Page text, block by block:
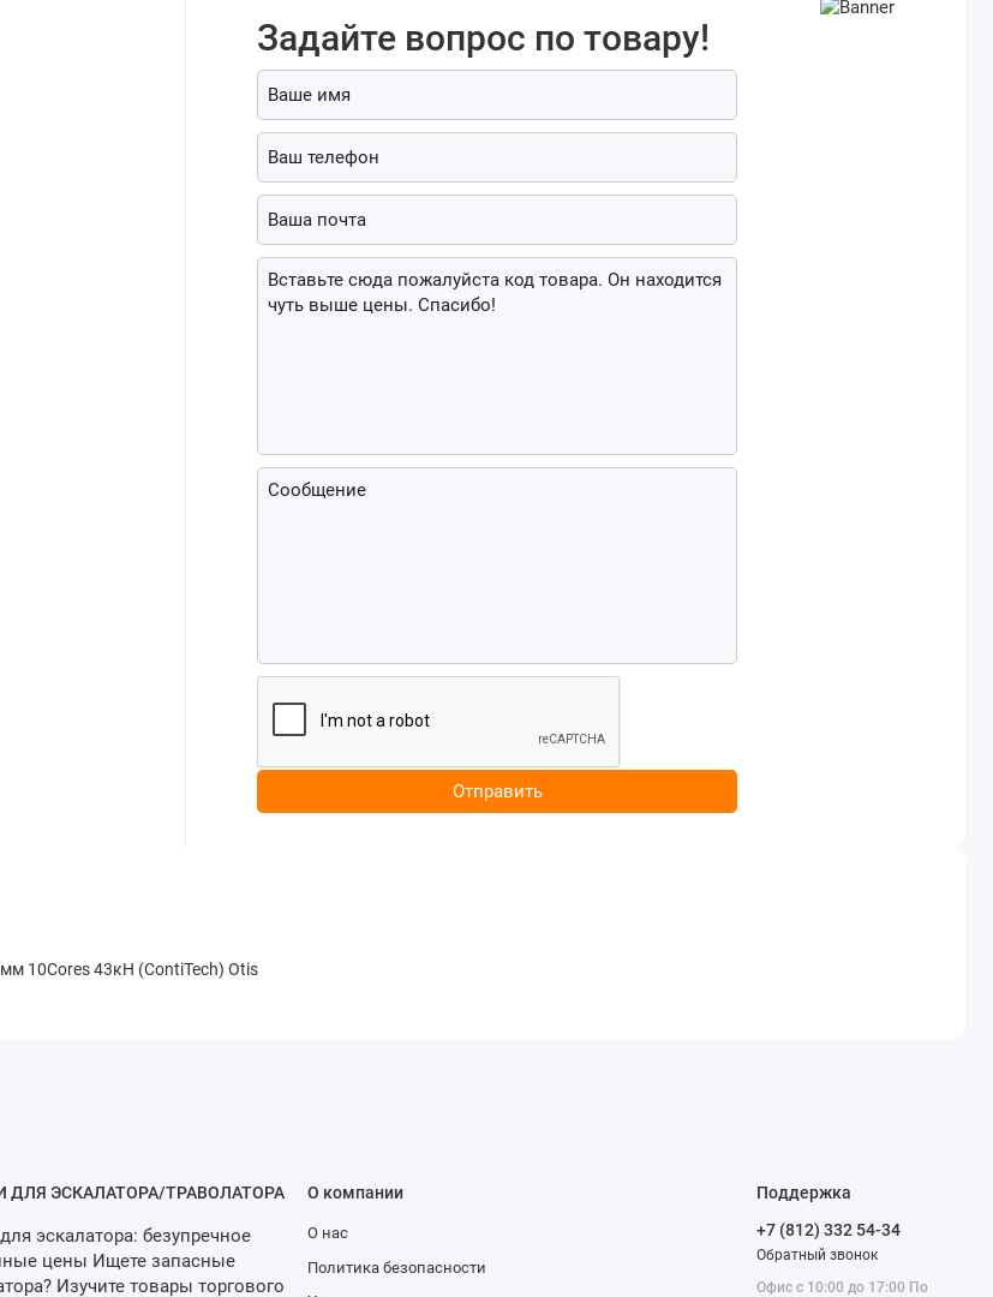
Задайте вопрос по товару!
Отправить
10Cores 43кН (ContiTech) Otis
ДЛЯ ЭСКАЛАТОРА/ТРАВОЛАТОРА
эскалатора: безупречное
цены Ищете запасные
Изучите товары торгового
О компании
О нас
Политика безопасности
Поддержка
+7 (812) 332 54-34
Обратный звонок
Офис с 10:00 до 17:00 По